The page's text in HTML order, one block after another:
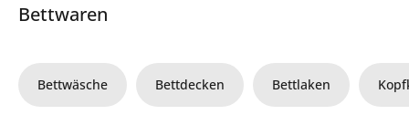
Bettwaren
Bettwäsche Bettdecken Bettlaken